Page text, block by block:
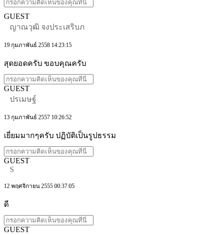
GUEST
ญาณวุฒิ จงประเสริบภ
19 กุมภาพันธ์ 2558 14:23:15
สุดยอดครับ ขอบคุณครับ
GUEST
ปรเมษฐ์
13 กุมภาพันธ์ 2557 10:26:52
เยี่ยมมากๆครับ ปฏิบัติเป็นรูปธรรม
GUEST
S
12 พฤศจิกายน 2555 00:37:05
ดี
GUEST